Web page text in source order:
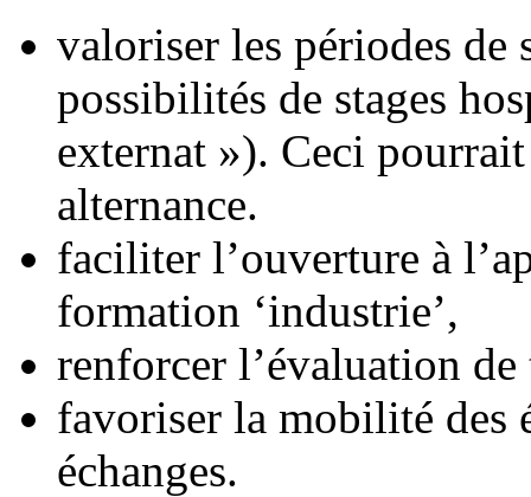
valoriser les périodes de
possibilités de stages
externat »). Ceci
alternance.
faciliter l’ouverture à
formation ‘industrie’,
renforcer l’évaluation
favoriser la mobilité des
échanges.